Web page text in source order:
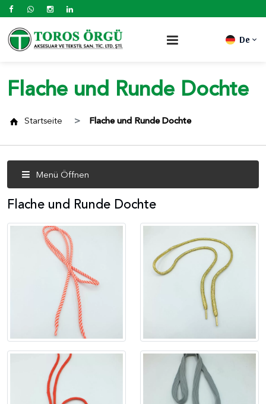
De
Flache und Runde Dochte
Startseite Flache und Runde Dochte
Menü Öffnen
Flache und Runde Dochte